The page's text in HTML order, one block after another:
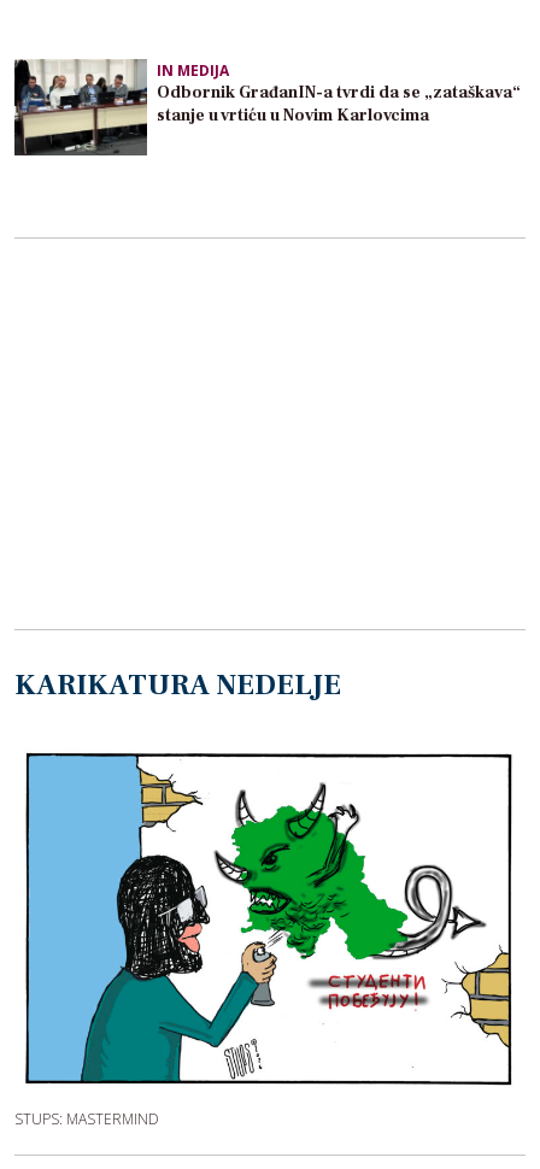
IN MEDIJA
Odbornik GrađanIN-a tvrdi da se „zataškava“
stanje u vrtiću u Novim Karlovcima
KARIKATURA NEDELJE
STUPS: MASTERMIND